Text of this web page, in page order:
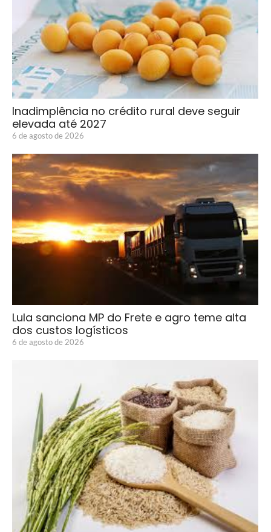
Inadimplência no crédito rural deve seguir
elevada até 2027
6 de agosto de 2026
Lula sanciona MP do Frete e agro teme alta
dos custos logísticos
6 de agosto de 2026